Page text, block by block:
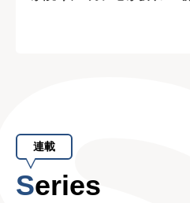
連載
Series